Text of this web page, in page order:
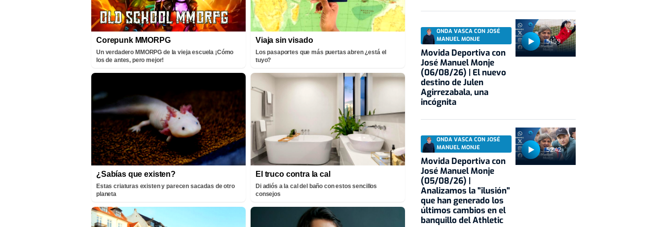
Corepunk MMORPG
Un verdadero MMORPG de la vieja escuela ¡Cómo
los de antes, pero mejor!
Viaja sin visado
Los pasaportes que más puertas abren ¿está el
tuyo?
¿Sabías que existen?
Estas criaturas existen y parecen sacadas de otro
planeta
El truco contra la cal
Di adiós a la cal del baño con estos sencillos
consejos
51:59
ONDA VASCA CON JOSÉ
MANUEL MONJE
Movida Deportiva con
José Manuel Monje
(06/08/26) | El nuevo
destino de Julen
Agirrezabala, una
incógnita
52:42
ONDA VASCA CON JOSÉ
MANUEL MONJE
Movida Deportiva con
José Manuel Monje
(05/08/26) |
Analizamos la "ilusión"
que han generado los
últimos cambios en el
banquillo del Athletic